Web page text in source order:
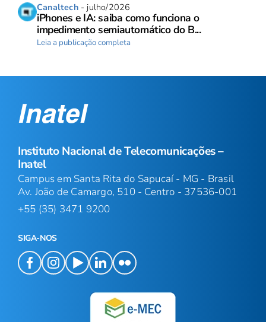
Canaltech- julho/2026
iPhones e IA: saiba como funciona o
impedimento semiautomático do B...
Leia a publicação completa
Instituto Nacional de Telecomunicações –
Inatel
Campus em Santa Rita do Sapucaí - MG - Brasil
Av. João de Camargo, 510 - Centro - 37536-001
+55 (35) 3471 9200
SIGA-NOS